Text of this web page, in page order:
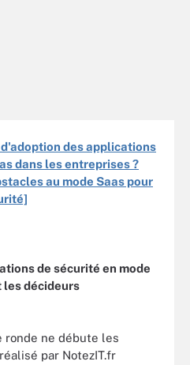
des applications
dans les entreprises ?
au mode Saas pour
de sécurité en mode
les décideurs
ronde ne débute les
par NotezIT.fr